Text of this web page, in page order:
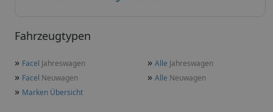
Fahrzeugtypen
» Facel Jahreswagen » Alle Jahreswagen
» Facel Neuwagen » Alle Neuwagen
» Marken Übersicht